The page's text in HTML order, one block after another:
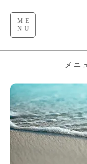
ME
NU
メニ